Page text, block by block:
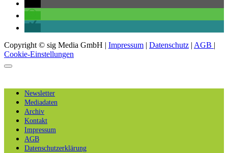
Copyright © sig Media GmbH | Impressum | Datenschutz | AGB |
Cookie-Einstellungen
Newsletter
Mediadaten
Archiv
Kontakt
Impressum
AGB
Datenschutzerklärung